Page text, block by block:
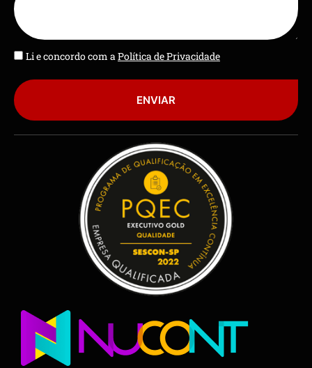
Li e concordo com aPolítica de Privacidade
ENVIAR